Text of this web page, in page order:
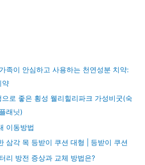
족이 안심하고 사용하는 천연성분 치약:
약
로 좋은 횡성 웰리힐리파크 가성비굿(숙
래닛)
이동방법
삼각 목 등받이 쿠션 대형 | 등받이 쿠션
리 방전 증상과 교체 방법은?